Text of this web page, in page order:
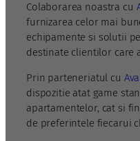
Colaborarea noastra cu
furnizarea celor mai
echipamente si solutii
destinate clientilor care
Prin parteneriatul cu
dispozitie atat game
apartamentelor, cat si
de preferintele fiecarui